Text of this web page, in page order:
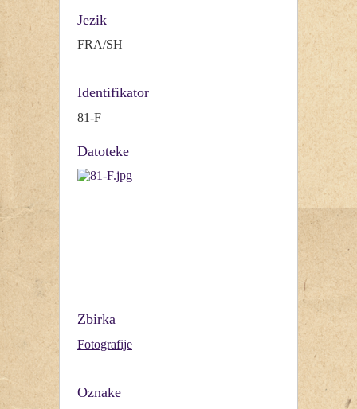
Jezik
FRA/SH
Identifikator
81-F
Datoteke
Zbirka
Fotografije
Oznake